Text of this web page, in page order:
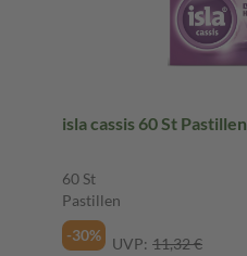
isla cassis 60 St Pastillen
60 St
Pastillen
-30%
UVP: 11,32 €